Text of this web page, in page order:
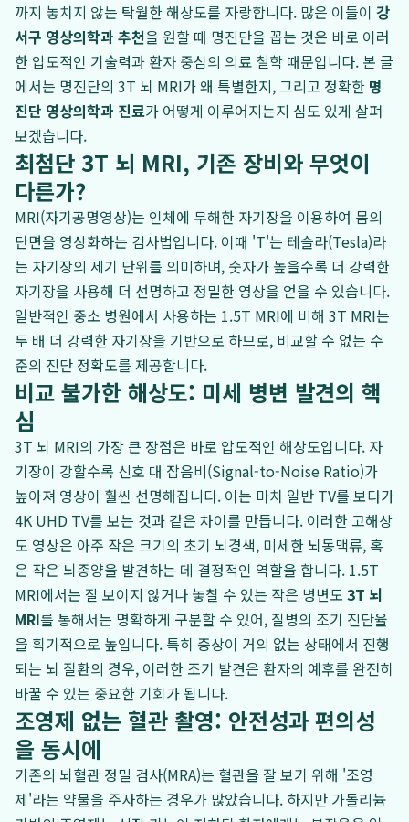
까지 놓치지 않는 탁월한 해상도를 자랑합니다. 많은 이들이 강
서구 영상의학과 추천을 원할 때 명진단을 꼽는 것은 바로 이러
한 압도적인 기술력과 환자 중심의 의료 철학 때문입니다. 본 글
에서는 명진단의 3T 뇌 MRI가 왜 특별한지, 그리고 정확한 명
진단 영상의학과 진료가 어떻게 이루어지는지 심도 있게 살펴
보겠습니다.
최첨단 3T 뇌 MRI, 기존 장비와 무엇이
다른가?
MRI(자기공명영상)는 인체에 무해한 자기장을 이용하여 몸의
단면을 영상화하는 검사법입니다. 이때 'T'는 테슬라(Tesla)라
는 자기장의 세기 단위를 의미하며, 숫자가 높을수록 더 강력한
자기장을 사용해 더 선명하고 정밀한 영상을 얻을 수 있습니다.
일반적인 중소 병원에서 사용하는 1.5T MRI에 비해 3T MRI는
두 배 더 강력한 자기장을 기반으로 하므로, 비교할 수 없는 수
준의 진단 정확도를 제공합니다.
비교 불가한 해상도: 미세 병변 발견의 핵
심
3T 뇌 MRI의 가장 큰 장점은 바로 압도적인 해상도입니다. 자
기장이 강할수록 신호 대 잡음비(Signal-to-Noise Ratio)가
높아져 영상이 훨씬 선명해집니다. 이는 마치 일반 TV를 보다가
4K UHD TV를 보는 것과 같은 차이를 만듭니다. 이러한 고해상
도 영상은 아주 작은 크기의 초기 뇌경색, 미세한 뇌동맥류, 혹
은 작은 뇌종양을 발견하는 데 결정적인 역할을 합니다. 1.5T
MRI에서는 잘 보이지 않거나 놓칠 수 있는 작은 병변도 3T 뇌
MRI를 통해서는 명확하게 구분할 수 있어, 질병의 조기 진단율
을 획기적으로 높입니다. 특히 증상이 거의 없는 상태에서 진행
되는 뇌 질환의 경우, 이러한 조기 발견은 환자의 예후를 완전히
바꿀 수 있는 중요한 기회가 됩니다.
조영제 없는 혈관 촬영: 안전성과 편의성
을 동시에
기존의 뇌혈관 정밀 검사(MRA)는 혈관을 잘 보기 위해 '조영
제'라는 약물을 주사하는 경우가 많았습니다. 하지만 가돌리늄